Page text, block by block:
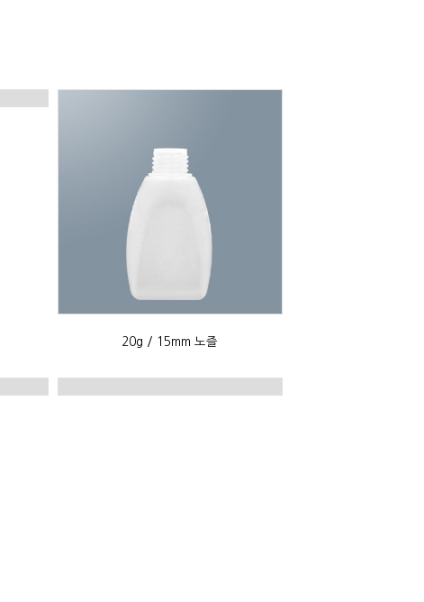
20g / 15mm 노즐